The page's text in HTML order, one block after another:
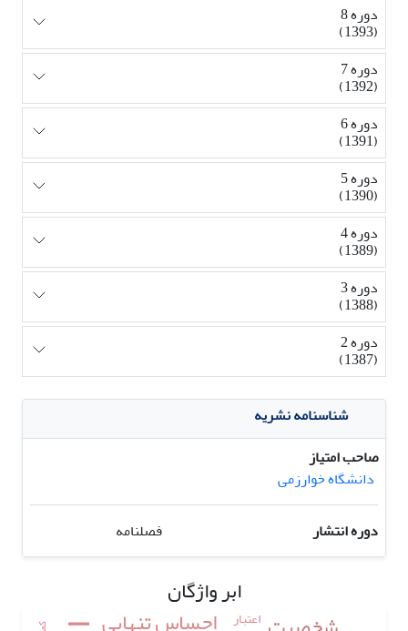
دوره 8
(1393)
دوره 7
(1392)
دوره 6
(1391)
دوره 5
(1390)
دوره 4
(1389)
دوره 3
(1388)
دوره 2
(1387)
شناسنامه نشریه
صاحب امتیاز
دانشگاه خوارزمی
دوره انتشار
فصلنامه
ابر واژگان
اعتبار